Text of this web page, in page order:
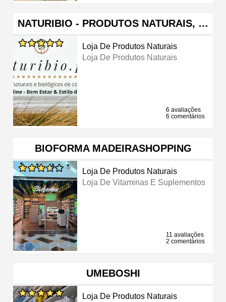
NATURIBIO - PRODUTOS NATURAIS, …
Loja De Produtos Naturais
Loja De Produtos Naturais
6 avaliações
6 comentários
BIOFORMA MADEIRASHOPPING
Loja De Produtos Naturais
Loja De Vitaminas E Suplementos
11 avaliações
2 comentários
UMEBOSHI
Loja De Produtos Naturais